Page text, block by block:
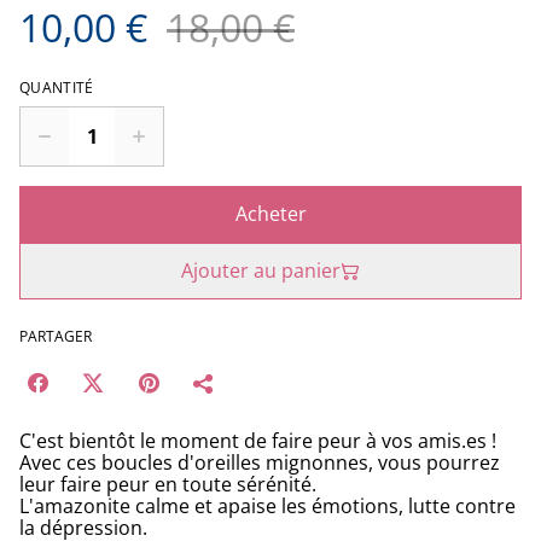
10,00 € 18,00 €
QUANTITÉ
Acheter
Ajouter au panier
PARTAGER
C'est bientôt le moment de faire peur à vos amis.es !
Avec ces boucles d'oreilles mignonnes, vous pourrez
leur faire peur en toute sérénité.
L'amazonite calme et apaise les émotions, lutte contre
la dépression.